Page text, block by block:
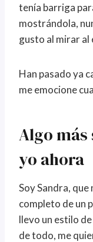
tenía barriga
mostrándola,
gusto al mirar al
Han pasado ya
me emocione
Algo más
yo ahora
Soy Sandra,
completo de un
llevo un estilo
de todo, me